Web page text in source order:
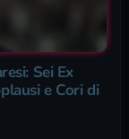
Sei Ex
e Cori di